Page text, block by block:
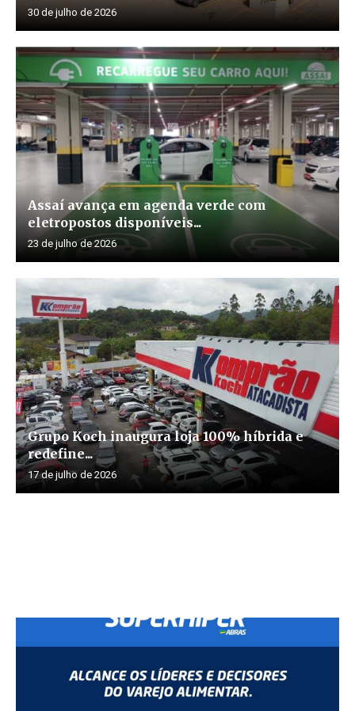
30 de julho de 2026
Assaí avança em agenda verde com
eletropostos disponíveis...
23 de julho de 2026
Grupo Koch inaugura loja 100% híbrida e
redefine...
17 de julho de 2026